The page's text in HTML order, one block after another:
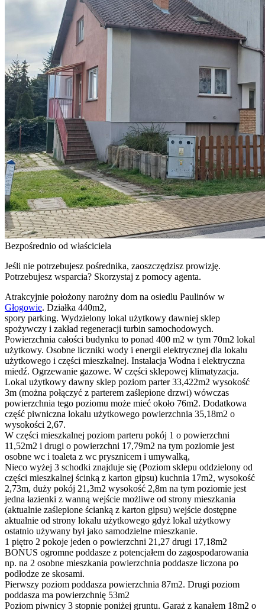
Bezpośrednio od właściciela
Jeśli nie potrzebujesz pośrednika, zaoszczędzisz prowizję.
Potrzebujesz wsparcia? Skorzystaj z pomocy agenta.
Atrakcyjnie położony narożny dom na osiedlu Paulinów w
Głogowie. Działka 440m2,
spory parking. Wydzielony lokal użytkowy dawniej sklep
spożywczy i zakład regeneracji turbin samochodowych.
Powierzchnia całości budynku to ponad 400 m2 w tym 70m2 lokal
użytkowy. Osobne liczniki wody i energii elektrycznej dla lokalu
użytkowego i części mieszkalnej. Instalacja Wodna i elektryczna
miedź. Ogrzewanie gazowe. W części sklepowej klimatyzacja.
Lokal użytkowy dawny sklep poziom parter 33,422m2 wysokość
3m (można połączyć z parterem zaślepione drzwi) wówczas
powierzchnia tego poziomu może mieć około 76m2. Dodatkowa
część piwniczna lokalu użytkowego powierzchnia 35,18m2 o
wysokości 2,67.
W części mieszkalnej poziom parteru pokój 1 o powierzchni
11,52m2 i drugi o powierzchni 17,79m2 na tym poziomie jest
osobne wc i toaleta z wc prysznicem i umywalką,
Nieco wyżej 3 schodki znajduje się (Poziom sklepu oddzielony od
części mieszkalnej ścinką z karton gipsu) kuchnia 17m2, wysokość
2,73m, duży pokój 21,3m2 wysokość 2,8m na tym poziomie jest
jedna łazienki z wanną wejście możliwe od strony mieszkania
(aktualnie zaślepione ścianką z karton gipsu) wejście dostępne
aktualnie od strony lokalu użytkowego gdyż lokal użytkowy
ostatnio używany był jako samodzielne mieszkanie.
1 piętro 2 pokoje jeden o powierzchni 21,27 drugi 17,18m2
BONUS ogromne poddasze z potencjałem do zagospodarowania
np. na 2 osobne mieszkania powierzchnia poddasze liczona po
podłodze ze skosami.
Pierwszy poziom poddasza powierzchnia 87m2. Drugi poziom
poddasza ma powierzchnię 53m2
Poziom piwnicy 3 stopnie poniżej gruntu. Garaż z kanałem 18m2 o